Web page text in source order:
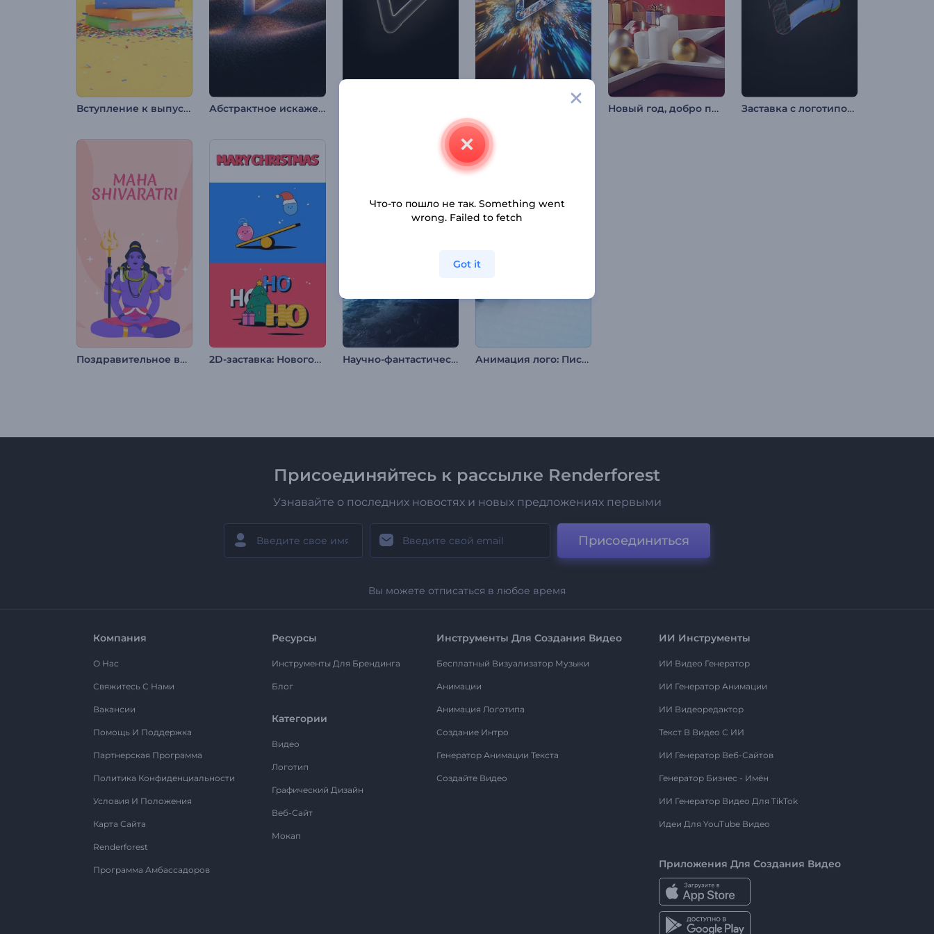
Вступление к выпускному дню Абстрактное искажение интро Новый год, добро пожаловать Заставка с логотипом: Глитч-эффект
Поздравительное видео на Маха Шивратри 2D-заставка: Новогоднее настроение Научно-фантастическая анимация лого: Земля Анимация лого: Пискельный глитч
Присоединяйтесь к рассылке Renderforest
Узнавайте о последних новостях и новых предложениях первыми
Присоединиться
Вы можете отписаться в любое время
Компания
О Нас
Свяжитесь С Нами
Вакансии
Помощь И Поддержка
Партнерская Программа
Политика Конфиденциальности
Условия И Положения
Карта Сайта
Renderforest
Программа Амбассадоров
Ресурсы
Инструменты Для Брендинга
Блог
Категории
Видео
Логотип
Графический Дизайн
Веб-Сайт
Мокап
Инструменты Для Создания Видео
Бесплатный Визуализатор Музыки
Анимации
Анимация Логотипа
Создание Интро
Генератор Анимации Текста
Создайте Видео
ИИ Инструменты
ИИ Видео Генератор
ИИ Генератор Анимации
ИИ Видеоредактор
Текст В Видео С ИИ
ИИ Генератор Веб-Сайтов
Генератор Бизнес - Имён
ИИ Генератор Видео Для TikTok
Идеи Для YouTube Видео
Приложения Для Создания Видео
Что-то пошло не так. Something went
wrong. Failed to fetch
Got it